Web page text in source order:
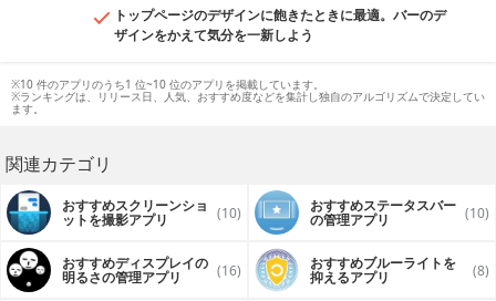
トップページのデザインに飽きたときに最適。バーのデ
ザインをかえて気分を一新しよう
※10 件のアプリのうち1 位~10 位のアプリを掲載しています。
※ランキングは、リリース日、人気、おすすめ度などを集計し独自のアルゴリズムで決定してい
ます。
関連カテゴリ
おすすめスクリーンショ
ットを撮影アプリ (10) おすすめステータスバー
の管理アプリ (10)
おすすめディスプレイの
明るさの管理アプリ (16) おすすめブルーライトを
抑えるアプリ (8)